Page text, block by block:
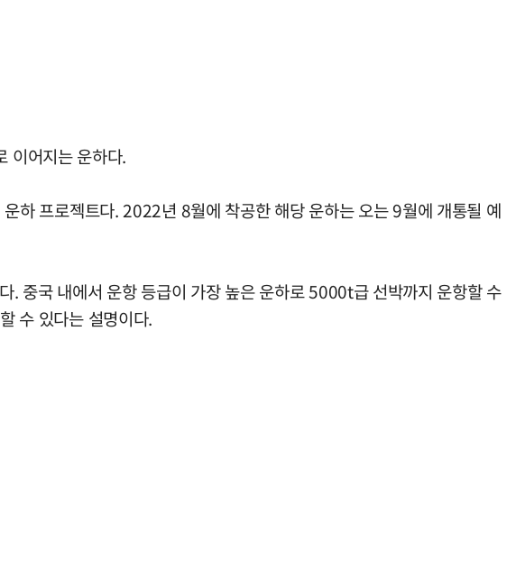
이어지는 운하다.
하 프로젝트다. 2022년 8월에 착공한 해당 운하는 오는 9월에 개통될 예
. 중국 내에서 운항 등급이 가장 높은 운하로 5000t급 선박까지 운항할 수
수 있다는 설명이다.